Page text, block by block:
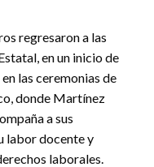
regresaron a las
en un inicio de
las ceremonias de
donde Martínez
a sus
labor docente y
laborales.